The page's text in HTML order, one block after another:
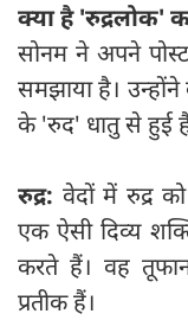
क्या है 'रुद्रलोक'
सोनम ने अपने
समझाया है। उन्होंने
के 'रुद' धातु से हुई
रुद्र: वेदों में रुद्र
एक ऐसी दिव्य
करते हैं। वह
प्रतीक हैं।